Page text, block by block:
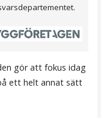
gör att fokus idag
ett helt annat sätt